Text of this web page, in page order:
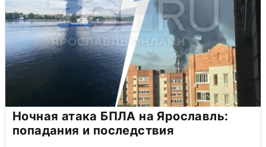
Ночная атака БПЛА на Ярославль:
попадания и последствия